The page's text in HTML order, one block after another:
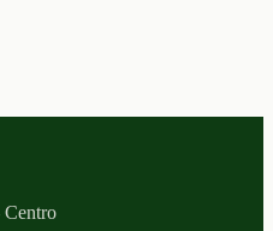
Centro